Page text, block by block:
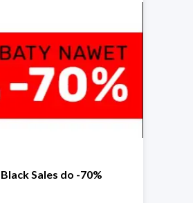
Black Sales do -70%